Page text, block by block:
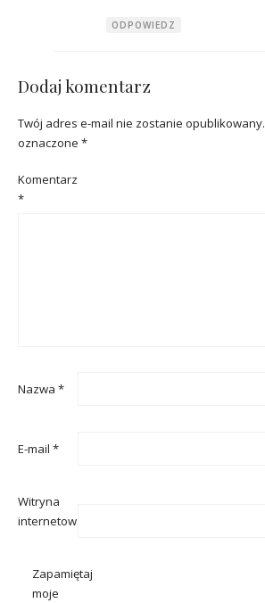
ODPOWIEDZ
Dodaj komentarz
Twój adres e-mail nie zostanie opublikowany.
oznaczone *
Komentarz
*
Nazwa *
E-mail *
Witryna
internetowa
Zapamiętaj
moje